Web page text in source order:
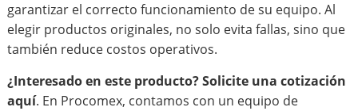
garantizar el correcto funcionamiento de su equipo. Al
elegir productos originales, no solo evita fallas, sino que
también reduce costos operativos.
¿Interesado en este producto?Solicite una cotización
aquí. En Procomex, contamos con un equipo de